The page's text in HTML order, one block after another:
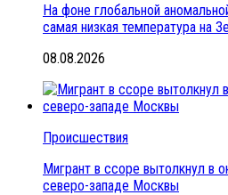
На фоне глобальной
самая низкая температура на
08.08.2026
Происшествия
Мигрант в ссоре вытолкнул в
северо-западе Москвы